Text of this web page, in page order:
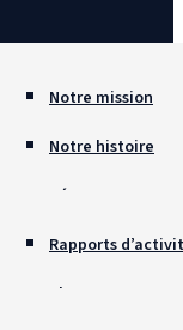
Notre mission
Notre histoire
Récompenses
Rapports
Chartes